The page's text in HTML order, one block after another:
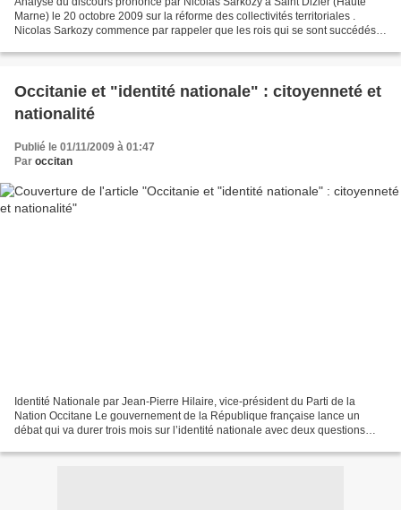
Marne) le 20 octobre 2009 sur la réforme des collectivités territoriales .
Nicolas Sarkozy commence par rappeler que les rois qui se sont succédés à
Occitanie et "identité nationale" : citoyenneté et
nationalité
Publié le 01/11/2009 à 01:47
Par occitan
Identité Nationale par Jean-Pierre Hilaire, vice-président du Parti de la
Nation Occitane Le gouvernement de la République française lance un
débat qui va durer trois mois sur l’identité nationale avec deux questions